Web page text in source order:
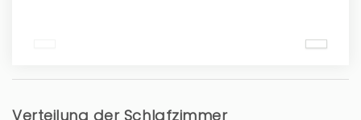
Verteilung der Schlafzimmer